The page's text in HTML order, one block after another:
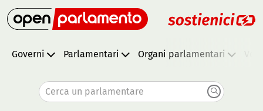
Governi Parlamentari Organi parlamentari
Cerca un parlamentare